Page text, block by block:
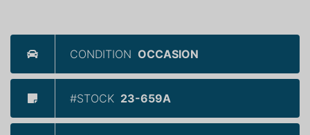
CONDITION OCCASION
#STOCK 23-659A